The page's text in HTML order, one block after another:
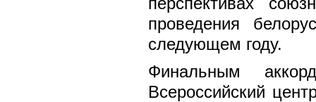
проведения
следующем году.
Финальным
Всероссийский